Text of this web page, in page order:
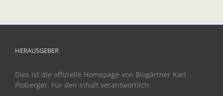
HERAUSGEBER
Dies ist die offizielle Homepage von Biogärtner Karl
Ploberger. Für den Inhalt verantwortlich: